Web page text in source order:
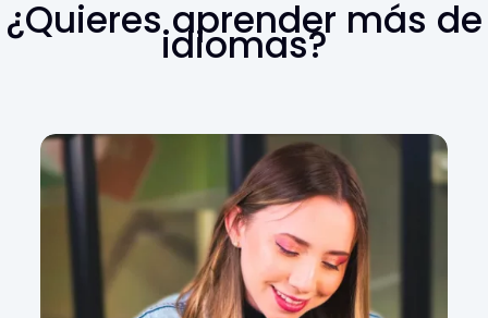
¿Quieres aprender más de
idiomas?